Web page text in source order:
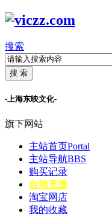
搜索
搜 索
-上海东映文化-
旗下网站
主站首页Portal
主站导航BBS
购买记录
自动充值
淘宝网店
我的收藏